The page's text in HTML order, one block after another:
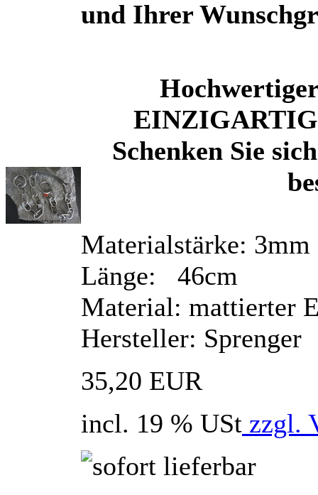
und Ihrer
Schenken Sie
Materialstärke: 3mm
Länge: 46cm
Material: mattierter
Hersteller: Sprenger
35,20 EUR
incl. 19 % USt zzgl.